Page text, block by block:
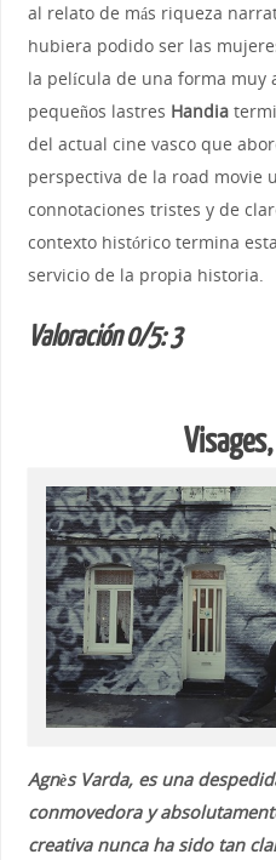
al relato de más riqueza
hubiera podido ser las
la película de una forma muy
pequeños lastres Handia
del actual cine vasco que
perspectiva de la road movie
connotaciones tristes y de
contexto histórico termina
servicio de la propia historia.
Valoración 0/5: 3
Agnès Varda, es una
conmovedora y
creativa nunca ha sido tan